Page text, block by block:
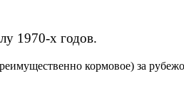
1970-х годов.
кормовое) за